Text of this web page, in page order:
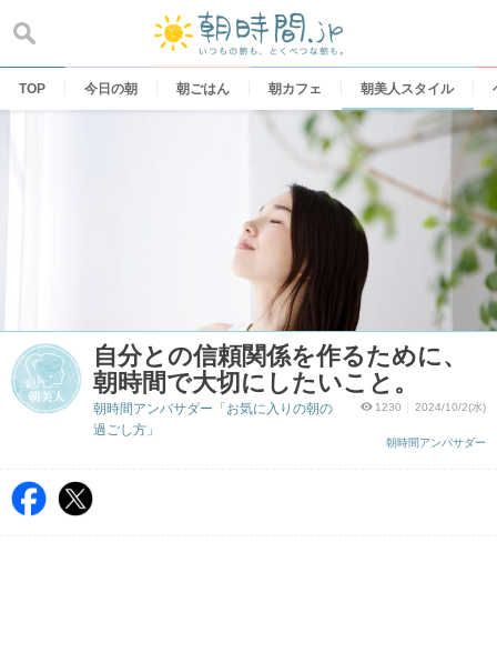
content
TOP 今日の朝 朝ごはん 朝カフェ 朝美人スタイル
自分との信頼関係を作るために、
朝時間で大切にしたいこと。
1230 2024/10/2(水)
朝時間アンバサダー
朝時間アンバサダー「お気に入りの朝の
過ごし方」